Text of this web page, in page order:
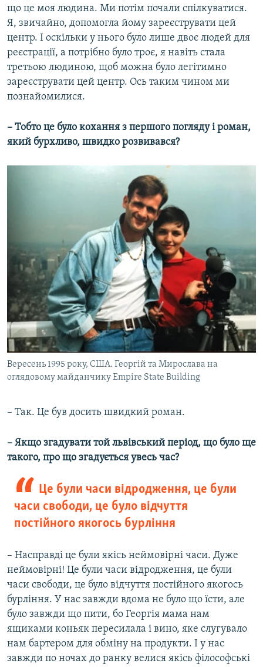
що це моя людина. Ми потім почали спілкуватися.
Я, звичайно, допомогла йому зареєструвати цей
центр. І оскільки у нього було лише двоє людей для
реєстрації, а потрібно було троє, я навіть стала
третьою людиною, щоб можна було легітимно
зареєструвати цей центр. Ось таким чином ми
познайомилися.
– Тобто це було кохання з першого погляду і роман,
який бурхливо, швидко розвивався?
Вересень 1995 року, США. Георгій та Мирослава на
оглядовому майданчику Empire State Building
– Так. Це був досить швидкий роман.
– Якщо згадувати той львівський період, що було ще
такого, про що згадується увесь час?
Це були часи відродження, це були
часи свободи, це було відчуття
постійного якогось бурління
– Насправді це були якісь неймовірні часи. Дуже
неймовірні! Це були часи відродження, це були
часи свободи, це було відчуття постійного якогось
бурління. У нас завжди вдома не було що їсти, але
було завжди що пити, бо Георгія мама нам
ящиками коньяк пересилала і вино, яке слугувало
нам бартером для обміну на продукти. І у нас
завжди по ночах до ранку велися якісь філософські